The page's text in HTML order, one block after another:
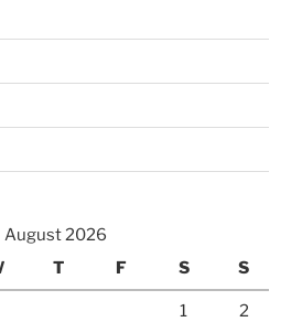
August 2026
T F S S
1 2